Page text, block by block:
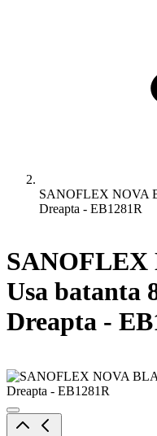
SANOFLEX NOVA
Dreapta - EB1281R
SANOFLEX
Usa batanta
Dreapta -